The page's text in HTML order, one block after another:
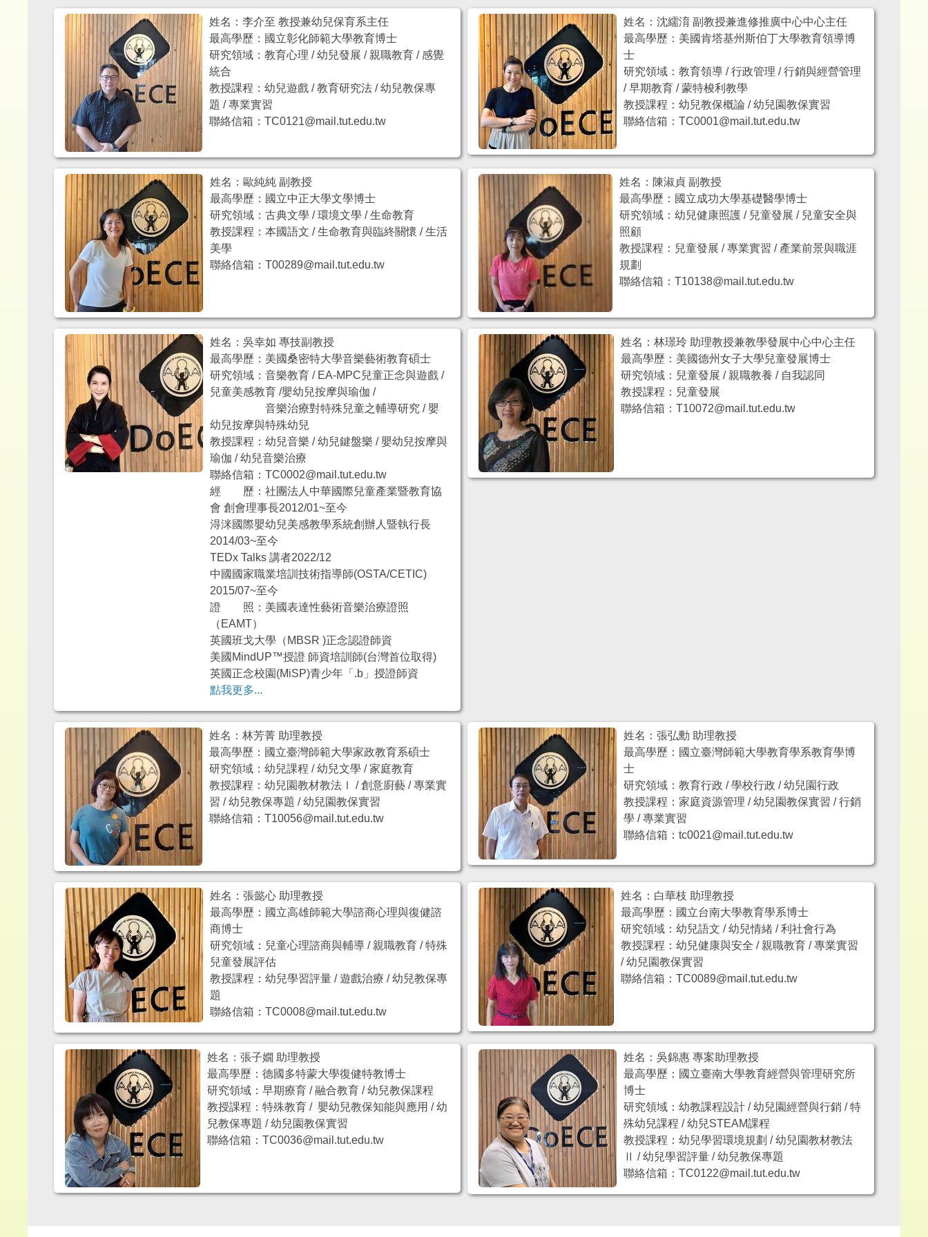
姓名：李介至 教授兼幼兒保育系主任
最高學歷：國立彰化師範大學教育博士
研究領域：教育心理 / 幼兒發展 / 親職教育 / 感覺
統合
教授課程：幼兒遊戲 / 教育研究法 / 幼兒教保專
題 / 專業實習
聯絡信箱：TC0121@mail.tut.edu.tw
姓名：沈繻淯 副教授兼進修推廣中心中心主任
最高學歷：美國肯塔基州斯伯丁大學教育領導博
士
研究領域：教育領導 / 行政管理 / 行銷與經營管理
/ 早期教育 / 蒙特梭利教學
教授課程：幼兒教保概論 / 幼兒園教保實習
聯絡信箱：TC0001@mail.tut.edu.tw
姓名：歐純純 副教授
最高學歷：國立中正大學文學博士
研究領域：古典文學 / 環境文學 / 生命教育
教授課程：本國語文 / 生命教育與臨終關懷 / 生活
美學
聯絡信箱：T00289@mail.tut.edu.tw
姓名：陳淑貞 副教授
最高學歷：國立成功大學基礎醫學博士
研究領域：幼兒健康照護 / 兒童發展 / 兒童安全與
照顧
教授課程：兒童發展 / 專業實習 / 產業前景與職涯
規劃
聯絡信箱：T10138@mail.tut.edu.tw
姓名：吳幸如 專技副教授
最高學歷：美國桑密特大學音樂藝術教育碩士
研究領域：音樂教育 / EA-MPC兒童正念與遊戲 /
兒童美感教育 /嬰幼兒按摩與瑜伽 /
音樂治療對特殊兒童之輔導研究 / 嬰
幼兒按摩與特殊幼兒
教授課程：幼兒音樂 / 幼兒鍵盤樂 / 嬰幼兒按摩與
瑜伽 / 幼兒音樂治療
聯絡信箱：TC0002@mail.tut.edu.tw
經 歷：社團法人中華國際兒童產業暨教育協
會 創會理事長2012/01~至今
淂洣國際嬰幼兒美感教學系統創辦人暨執行長
2014/03~至今
TEDx Talks 講者2022/12
中國國家職業培訓技術指導師(OSTA/CETIC)
2015/07~至今
證 照：美國表達性藝術音樂治療證照
（EAMT）
英國班戈大學（MBSR )正念認證師資
美國MindUP™授證 師資培訓師(台灣首位取得)
英國正念校園(MiSP)青少年「.b」授證師資
點我更多...
姓名：林璟玲 助理教授兼教學發展中心中心主任
最高學歷：美國德州女子大學兒童發展博士
研究領域：兒童發展 / 親職教養 / 自我認同
教授課程：兒童發展
聯絡信箱：T10072@mail.tut.edu.tw
姓名：林芳菁 助理教授
最高學歷：國立臺灣師範大學家政教育系碩士
研究領域：幼兒課程 / 幼兒文學 / 家庭教育
教授課程：幼兒園教材教法Ⅰ / 創意廚藝 / 專業實
習 / 幼兒教保專題 / 幼兒園教保實習
聯絡信箱：T10056@mail.tut.edu.tw
姓名：張弘勳 助理教授
最高學歷：國立臺灣師範大學教育學系教育學博
士
研究領域：教育行政 / 學校行政 / 幼兒園行政
教授課程：家庭資源管理 / 幼兒園教保實習 / 行銷
學 / 專業實習
聯絡信箱：tc0021@mail.tut.edu.tw
姓名：張懿心 助理教授
最高學歷：國立高雄師範大學諮商心理與復健諮
商博士
研究領域：兒童心理諮商與輔導 / 親職教育 / 特殊
兒童發展評估
教授課程：幼兒學習評量 / 遊戲治療 / 幼兒教保專
題
聯絡信箱：TC0008@mail.tut.edu.tw
姓名：白華枝 助理教授
最高學歷：國立台南大學教育學系博士
研究領域：幼兒語文 / 幼兒情緒 / 利社會行為
教授課程：幼兒健康與安全 / 親職教育 / 專業實習
/ 幼兒園教保實習
聯絡信箱：TC0089@mail.tut.edu.tw
姓名：張子嫺 助理教授
最高學歷：德國多特蒙大學復健特教博士
研究領域：早期療育 / 融合教育 / 幼兒教保課程
教授課程：特殊教育 / 嬰幼兒教保知能與應用 / 幼
兒教保專題 / 幼兒園教保實習
聯絡信箱：TC0036@mail.tut.edu.tw
姓名：吳錦惠 專案助理教授
最高學歷：國立臺南大學教育經營與管理研究所
博士
研究領域：幼教課程設計 / 幼兒園經營與行銷 / 特
殊幼兒課程 / 幼兒STEAM課程
教授課程：幼兒學習環境規劃 / 幼兒園教材教法
Ⅱ / 幼兒學習評量 / 幼兒教保專題
聯絡信箱：TC0122@mail.tut.edu.tw